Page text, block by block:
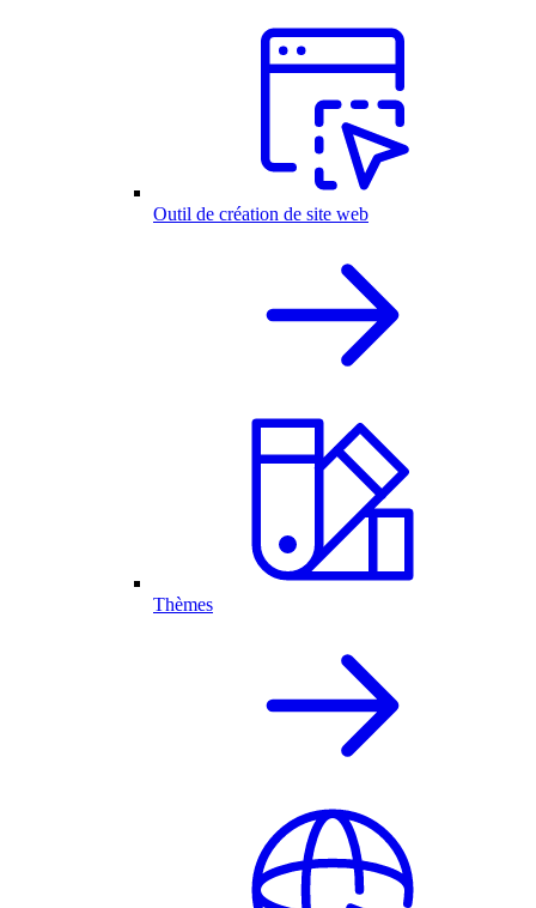
Outil de création de site web
Thèmes